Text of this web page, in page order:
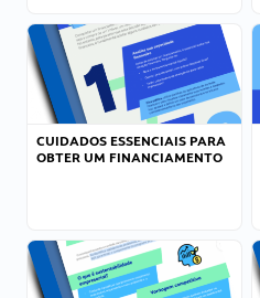
CUIDADOS ESSENCIAIS PARA
OBTER UM FINANCIAMENTO